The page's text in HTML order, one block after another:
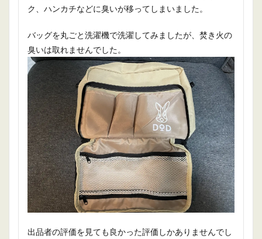
ク、ハンカチなどに臭いが移ってしまいました。
バッグを丸ごと洗濯機で洗濯してみましたが、焚き火の
臭いは取れませんでした。
出品者の評価を見ても良かった評価しかありませんでし